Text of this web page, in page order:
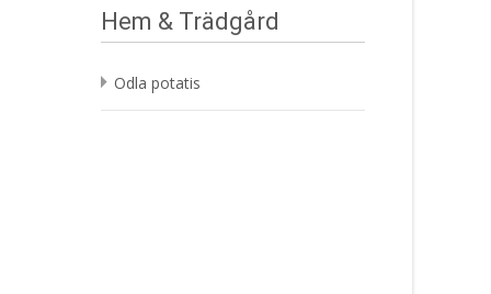
Hem & Trädgård
Odla potatis